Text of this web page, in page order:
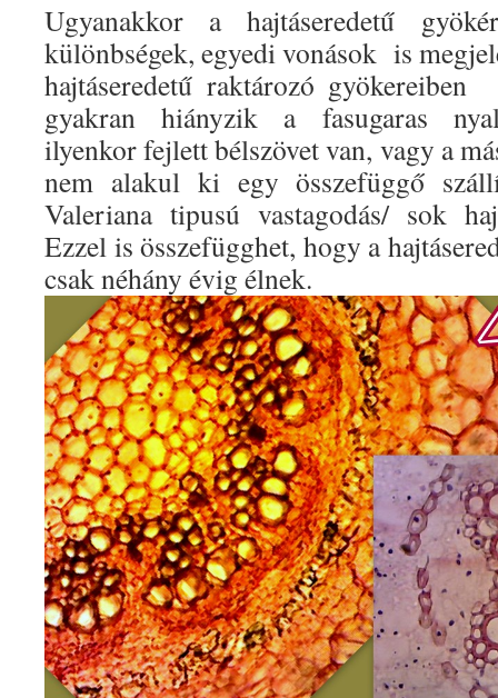
Ugyanakkor a hajtáseredetű
különbségek, egyedi vonások is
hajtáseredetű raktározó
gyakran hiányzik a fasugaras
ilyenkor fejlett bélszövet van, vagy a
nem alakul ki egy összefüggő
Valeriana tipusú vastagodás/ sok
Ezzel is összefügghet, hogy a
csak néhány évig élnek.